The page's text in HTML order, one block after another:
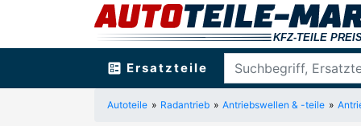
ballot Ersatzteile
Autoteile Radantrieb Antriebswellen & -teile